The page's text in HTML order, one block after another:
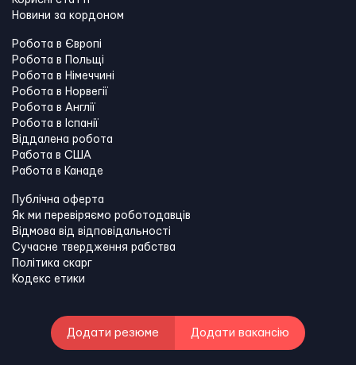
Новини за кордоном
Робота в Європі
Робота в Польщі
Робота в Німеччині
Робота в Норвегії
Робота в Англії
Робота в Іспанії
Віддалена робота
Работа в США
Работа в Канадe
Публічна оферта
Як ми перевіряємо роботодавців
Відмова від відповідальності
Сучасне твердження рабства
Політика скарг
Кодекс етики
Додати резюме Додати вакансію